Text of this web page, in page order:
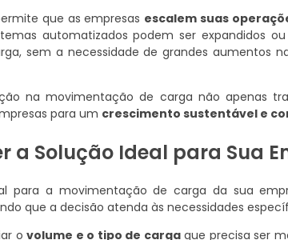
que as empresas escalem suas
automatizados podem ser expandidos
sem a necessidade de grandes aumentos
na movimentação de carga não apenas
para um crescimento sustentável e
a Solução Ideal para Sua
para a movimentação de carga da sua
que a decisão atenda às necessidades
ovolume e o tipo de cargaque precisa ser